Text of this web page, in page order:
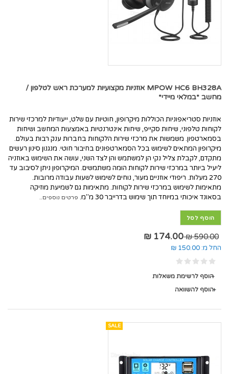
MPOW HC6 BH328A אוזניות מקצועיות למערכת ראש לטלפון /
מחשב *במלאי מיידי*
אוזניות סטריאפוניות הכוללות מיקרופון, חוטיות עם שלט, ייעודיות למרכזי שירות
לקוחות טלפוני, שיחות סקייפ, שיחות אינטרנטיות באמצעות המחשב ושיחות
בסמארטפון. משמשות את מרכזי שירות הלקוחות בחברות ענק רבות בעולם.
מיקרופון המתאים לשימוש בכל הסמארטפונים בחיבור חוטי. מנגנון סינון רעשים
מתקדם, לקבלת צליל נקי הן למשתמש והן לצד השני, עושה את השימוש באוזניה
ליעיל ביותר במרכזי שירות לקוחות הומה משתמשים. המיקרופון ניתן לסיבוב עד
270 מעלות. ריפודי אוזניים מעור, נוחים לשימוש לשעות עבודה מרובות.
מתאימות לשימוש במרכזי שירות לקוחות. מתאימות גם לשמיעת מוזיקה
בסאונד איכותי במיוחד תוך שימוש בדרייבר 30 מ"מ.
פרטים נוספים..
הוסף לסל
590.00 ₪
174.00 ₪
החל מ: 150.00 ₪
הוסף לרשימת משאלות
הוסף להשוואה
SALE